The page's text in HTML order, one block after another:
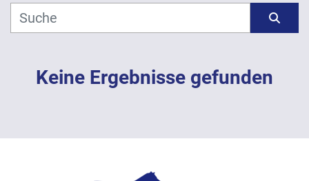
Hersteller
Keine Ergebnisse gefunden